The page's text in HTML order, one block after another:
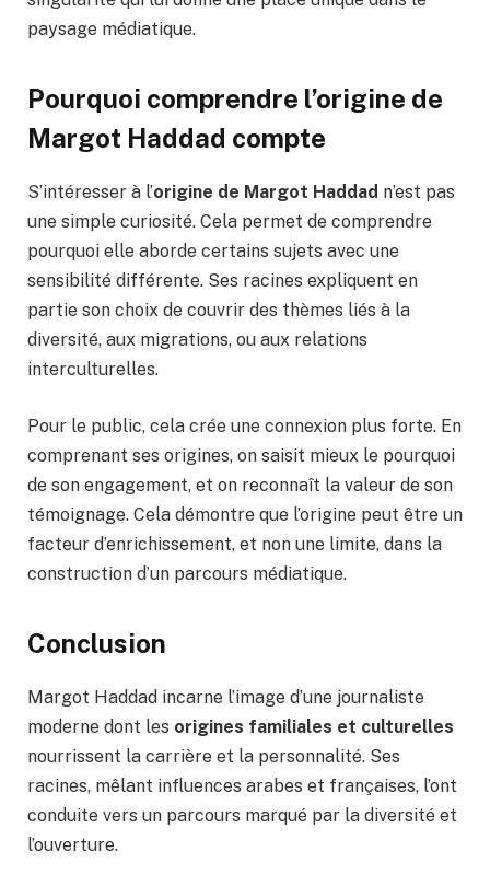
paysage médiatique.
Pourquoi comprendre l’origine de
Margot Haddad compte
S’intéresser à l’origine de Margot Haddad n’est pas
une simple curiosité. Cela permet de comprendre
pourquoi elle aborde certains sujets avec une
sensibilité différente. Ses racines expliquent en
partie son choix de couvrir des thèmes liés à la
diversité, aux migrations, ou aux relations
interculturelles.
Pour le public, cela crée une connexion plus forte. En
comprenant ses origines, on saisit mieux le pourquoi
de son engagement, et on reconnaît la valeur de son
témoignage. Cela démontre que l’origine peut être un
facteur d’enrichissement, et non une limite, dans la
construction d’un parcours médiatique.
Conclusion
Margot Haddad incarne l’image d’une journaliste
moderne dont les origines familiales et culturelles
nourrissent la carrière et la personnalité. Ses
racines, mêlant influences arabes et françaises, l’ont
conduite vers un parcours marqué par la diversité et
l’ouverture.